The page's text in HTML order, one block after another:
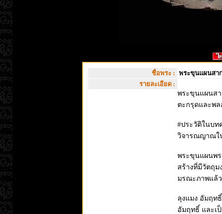
ชื่อพระ : พระขุนแผนสา
รายละเอียด :
พระขุนแผนสา
ตะกรุดและพล
#ประวัติในบท
วิจารณญาณใ
พระขุนแผนพร
สร้างที่มีวัตถุม
มรณะภาพแล้
ลุงแมง อัมฤท
อัมฤทธิ์ และเ